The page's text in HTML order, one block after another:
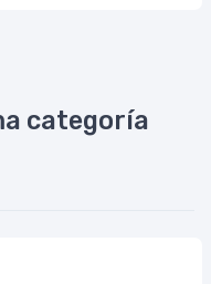
categoría